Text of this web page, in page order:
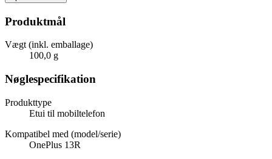
Produktmål
Vægt (inkl. emballage)
100,0 g
Nøglespecifikation
Produkttype
Etui til mobiltelefon
Kompatibel med (model/serie)
OnePlus 13R